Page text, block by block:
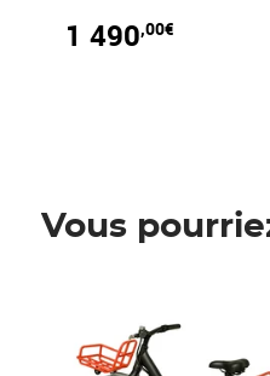
1 490,00€
Vous